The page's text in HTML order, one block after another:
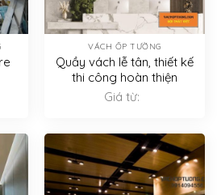
VÁCH ỐP TƯỜNG
Quầy vách lễ tân, thiết kế
thi công hoàn thiện
Giá từ: